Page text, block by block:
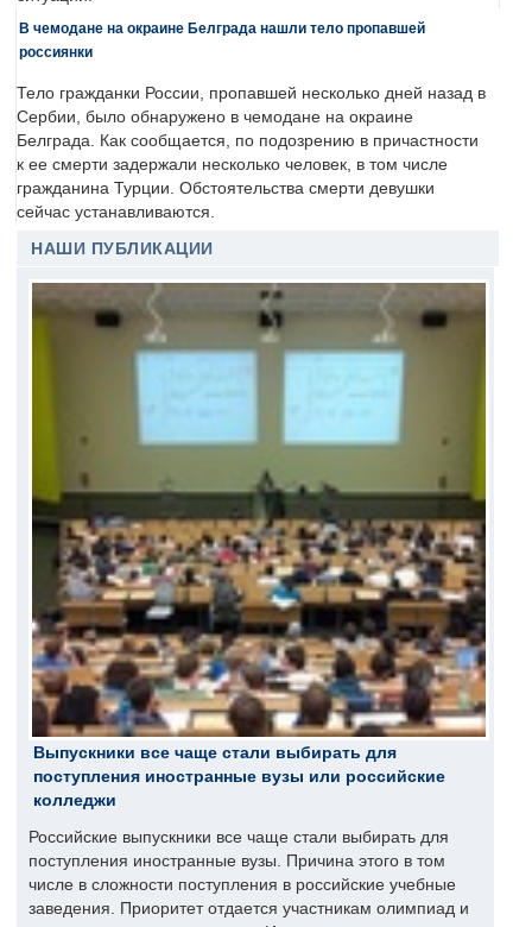
В чемодане на окраине Белграда нашли тело пропавшей
россиянки
Тело гражданки России, пропавшей несколько дней назад в
Сербии, было обнаружено в чемодане на окраине
Белграда. Как сообщается, по подозрению в причастности
к ее смерти задержали несколько человек, в том числе
гражданина Турции. Обстоятельства смерти девушки
сейчас устанавливаются.
НАШИ ПУБЛИКАЦИИ
Выпускники все чаще стали выбирать для
поступления иностранные вузы или российские
колледжи
Российские выпускники все чаще стали выбирать для
поступления иностранные вузы. Причина этого в том
числе в сложности поступления в российские учебные
заведения. Приоритет отдается участникам олимпиад и